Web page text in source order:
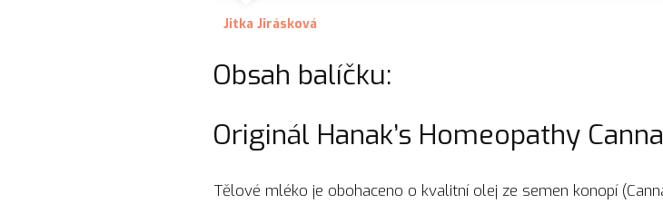
Jitka Jirásková
Obsah balíčku:
Originál Hanak’s Homeopathy
Tělové mléko je obohaceno o kvalitní olej ze semen konopí